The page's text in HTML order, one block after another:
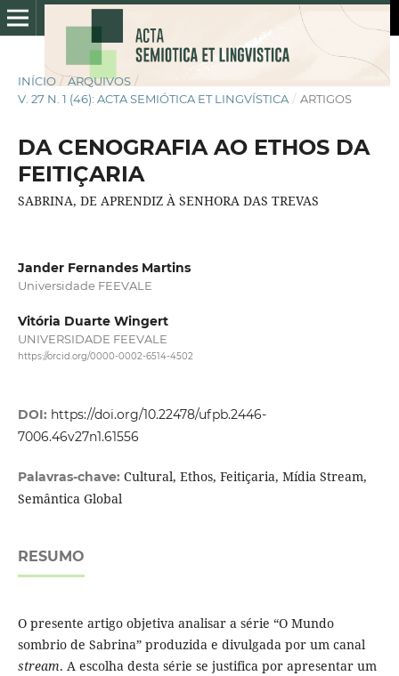
INÍCIO / ARQUIVOS /
V. 27 N. 1 (46): ACTA SEMIÓTICA ET LINGVÍSTICA / ARTIGOS
DA CENOGRAFIA AO ETHOS DA
FEITIÇARIA
SABRINA, DE APRENDIZ À SENHORA DAS TREVAS
Jander Fernandes Martins
Universidade FEEVALE
Vitória Duarte Wingert
UNIVERSIDADE FEEVALE
https://orcid.org/0000-0002-6514-4502
DOI: https://doi.org/10.22478/ufpb.2446-
7006.46v27n1.61556
Palavras-chave: Cultural, Ethos, Feitiçaria, Mídia Stream,
Semântica Global
RESUMO
O presente artigo objetiva analisar a série “O Mundo
sombrio de Sabrina” produzida e divulgada por um canal
stream. A escolha desta série se justifica por apresentar um